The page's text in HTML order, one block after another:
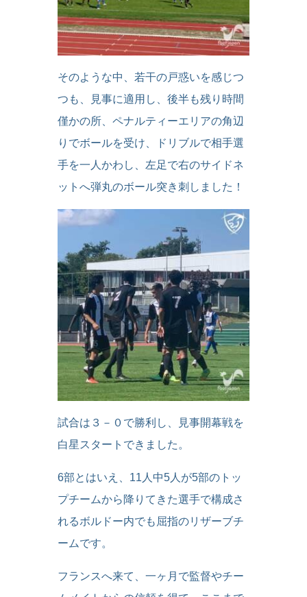
そのような中、若干の戸惑いを感じつ
つも、見事に適用し、後半も残り時間
僅かの所、ペナルティーエリアの角辺
りでボールを受け、ドリブルで相手選
手を一人かわし、左足で右のサイドネ
ットへ弾丸のボール突き刺しました！
試合は３－０で勝利し、見事開幕戦を
白星スタートできました。
6部とはいえ、11人中5人が5部のトッ
プチームから降りてきた選手で構成さ
れるボルドー内でも屈指のリザーブチ
ームです。
フランスへ来て、一ヶ月で監督やチー